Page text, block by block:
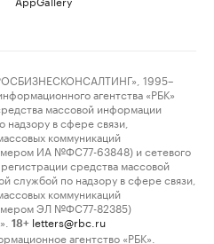
1995–
агентства «РБК»
массовой информации
в сфере связи,
коммуникаций
ИА №ФС77-63848) и сетевого
средства массовой
службой по надзору в сфере связи,
коммуникаций
ЭЛ №ФС77-82385)
18+ letters@rbc.ru
агентство «РБК».